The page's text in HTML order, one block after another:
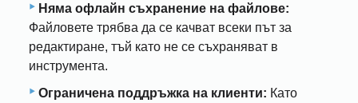
Няма офлайн съхранение на файлове:
Файловете трябва да се качват всеки път за
редактиране, тъй като не се съхраняват в
инструмента.
Ограничена поддръжка на клиенти: Като